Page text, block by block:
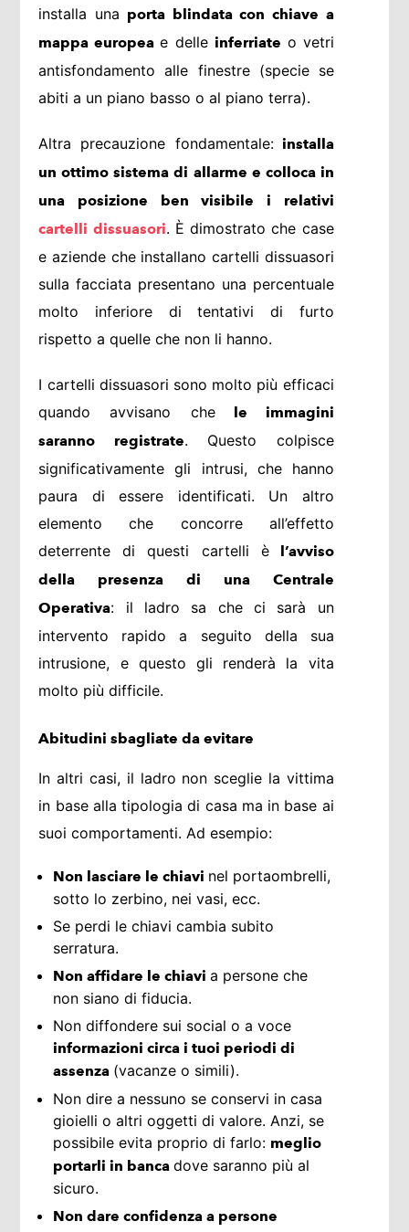
installa una porta blindata con chiave a
mappa europeae delle inferriate o vetri
antisfondamento alle finestre (specie se
abiti a un piano basso o al piano terra).
Altra precauzione fondamentale:installa
un ottimo sistema di allarme e colloca in
una posizione ben visibile i relativi
cartelli dissuasori. È dimostrato che case
e aziende che installano cartelli dissuasori
sulla facciata presentano una percentuale
molto inferiore di tentativi di furto
rispetto a quelle che non li hanno.
I cartelli dissuasori sono molto più efficaci
quando avvisano chele immagini
saranno registrate. Questo colpisce
significativamente gli intrusi, che hanno
paura di essere identificati. Un altro
elemento che concorre all’effetto
deterrente di questi cartelli èl’avviso
della presenza di una Centrale
Operativa: il ladro sa che ci sarà un
intervento rapido a seguito della sua
intrusione, e questo gli renderà la vita
molto più difficile.
Abitudini sbagliate da evitare
In altri casi, il ladro non sceglie la vittima
in base alla tipologia di casa ma in base ai
suoi comportamenti. Ad esempio:
Non lasciare le chiavi nel portaombrelli,
sotto lo zerbino, nei vasi, ecc.
Se perdi le chiavi cambia subito
serratura.
Non affidare le chiavia persone che
non siano di fiducia.
Non diffondere sui social o a voce
informazioni circa i tuoi periodi di
assenza (vacanze o simili).
Non dire a nessuno se conservi in casa
gioielli o altri oggetti di valore. Anzi, se
possibile evita proprio di farlo: meglio
portarli in bancadove saranno più al
sicuro.
Non dare confidenza a persone